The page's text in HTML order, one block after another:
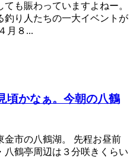
も賑わっていますよねー。
釣り人たちの一大イベントが
月８...
頃かなぁ。今朝の八鶴
金市の八鶴湖。 先程お昼前
鶴亭周辺は３分咲きくらい